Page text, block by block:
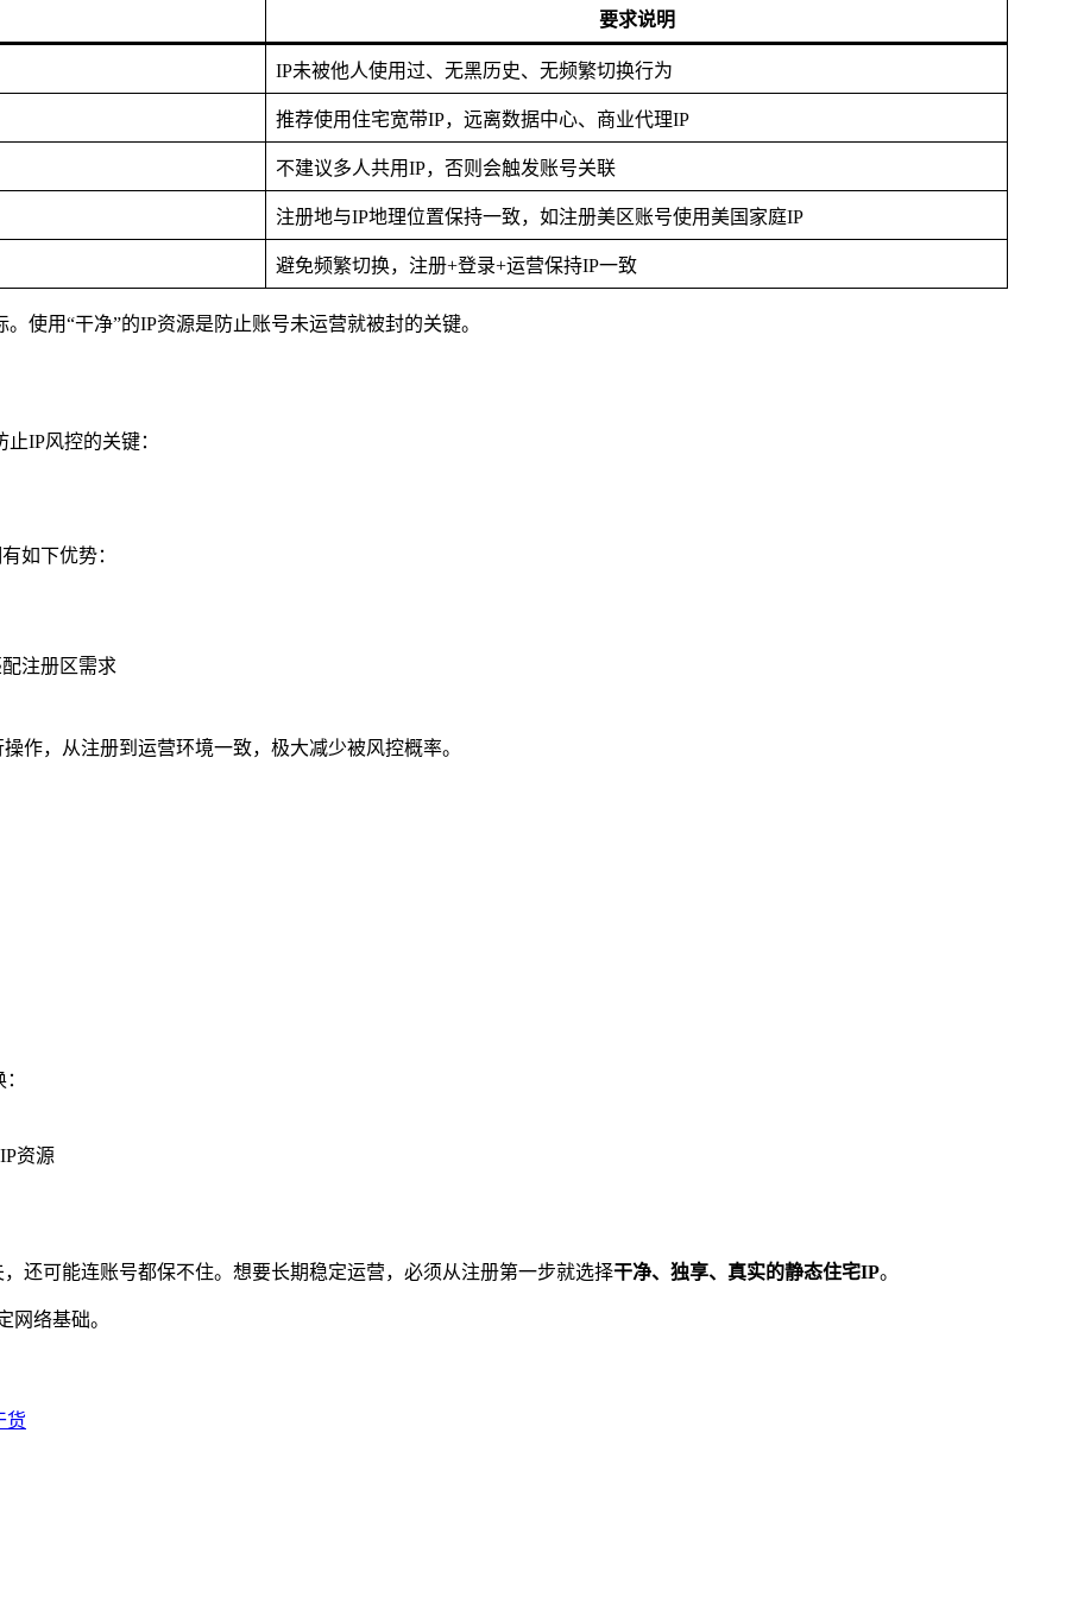
要求说明
IP未被他人使用过、无黑历史、无频繁切换行为
推荐使用住宅宽带IP，远离数据中心、商业代理IP
不建议多人共用IP，否则会触发账号关联
注册地与IP地理位置保持一致，如注册美区账号使用美国家庭IP
避免频繁切换，注册+登录+运营保持IP一致
使用“干净”的IP资源是防止账号未运营就被封的关键。
IP风控的关键：
如下优势：
注册区需求
作，从注册到运营环境一致，极大减少被风控概率。
资源
还可能连账号都保不住。想要长期稳定运营，必须从注册第一步就选择干净、独享、真实的静态住宅IP。
网络基础。
货